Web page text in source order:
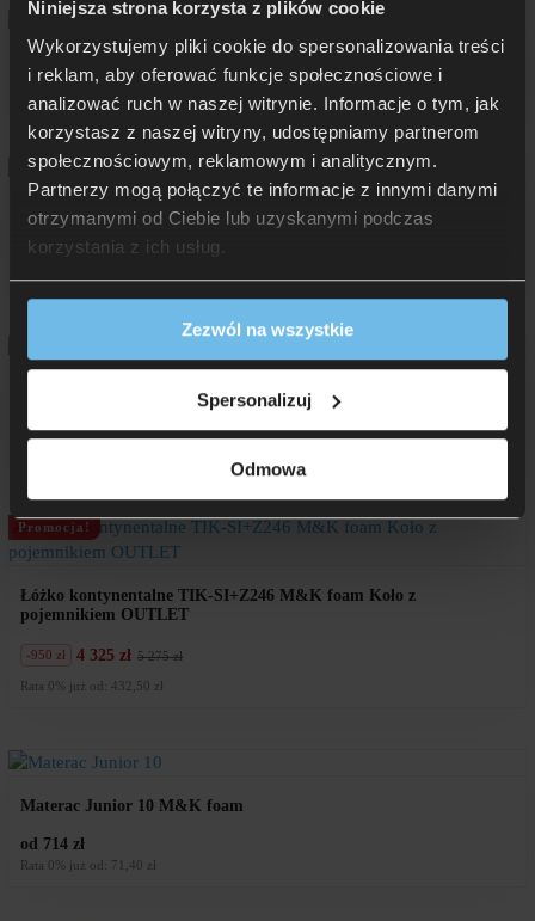
Niniejsza strona korzysta z plików cookie
Wykorzystujemy pliki cookie do spersonalizowania treści
i reklam, aby oferować funkcje społecznościowe i
analizować ruch w naszej witrynie. Informacje o tym, jak
korzystasz z naszej witryny, udostępniamy partnerom
społecznościowym, reklamowym i analitycznym.
Partnerzy mogą połączyć te informacje z innymi danymi
otrzymanymi od Ciebie lub uzyskanymi podczas
korzystania z ich usług.
Zezwól na wszystkie
Spersonalizuj
Odmowa
Korpus KSRM skrzynia Box Multisystem
Łóżko ramowe KSZ z pojemnikiem na pościel M&K Foam Koło
od 4 026 zł
Łóżko tapicerowane 81241
od 2 207 zł
Promocja!
Łóżko kontynentalne TIK-SI+Z246 M&K foam Koło z
pojemnikiem OUTLET
5 275 zł
Pierwotna
cena
zł.
4 325 zł
Aktualna
cena
zł.
-950 zł
Rata 0% już od: 432,50 zł
Materac Junior 10 M&K foam
od 714 zł
Rata 0% już od: 71,40 zł